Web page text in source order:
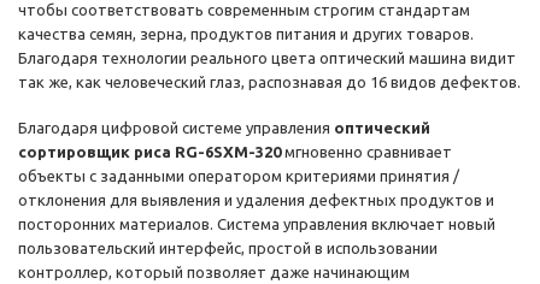
чтобы соответствовать современным строгим стандартам
качества семян, зерна, продуктов питания и других товаров.
Благодаря технологии реального цвета оптический машина видит
так же, как человеческий глаз, распознавая до 16 видов дефектов.
Благодаря цифровой системе управления оптический
сортировщик риса RG-6SXM-320мгновенно сравнивает
объекты с заданными оператором критериями принятия /
отклонения для выявления и удаления дефектных продуктов и
посторонних материалов. Система управления включает новый
пользовательский интерфейс, простой в использовании
контроллер, который позволяет даже начинающим